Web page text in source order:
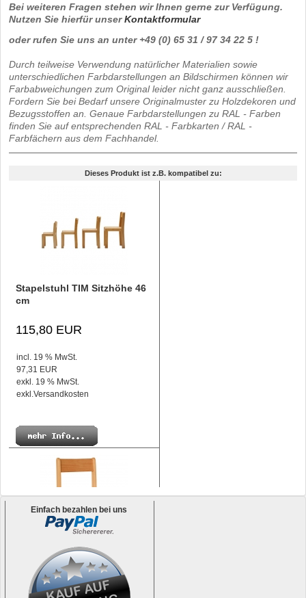
Bei weiteren Fragen stehen wir Ihnen gerne zur Verfügung.
Nutzen Sie hierfür unserKontaktformular
oder rufen Sie uns an unter +49 (0) 65 31 / 97 34 22 5 !
Durch teilweise Verwendung natürlicher Materialien sowie
unterschiedlichen Farbdarstellungen an Bildschirmen können wir
Farbabweichungen zum Original leider nicht ganz ausschließen.
Fordern Sie bei Bedarf unsere Originalmuster zu Holzdekoren und
Bezugsstoffen an. Genaue Farbdarstellungen zu RAL - Farben
finden Sie auf entsprechenden RAL - Farbkarten / RAL -
Farbfächern aus dem Fachhandel.
Dieses Produkt ist z.B. kompatibel zu:
Stapelstuhl TIM Sitzhöhe 46
cm
115,80 EUR
incl. 19 % MwSt.
97,31 EUR
exkl. 19 % MwSt.
exkl.Versandkosten
Tim Kinderstuhl und
Kindergartenstuhl stapelbar,
Sitzhöhe 21 cm
Einfach bezahlen bei uns